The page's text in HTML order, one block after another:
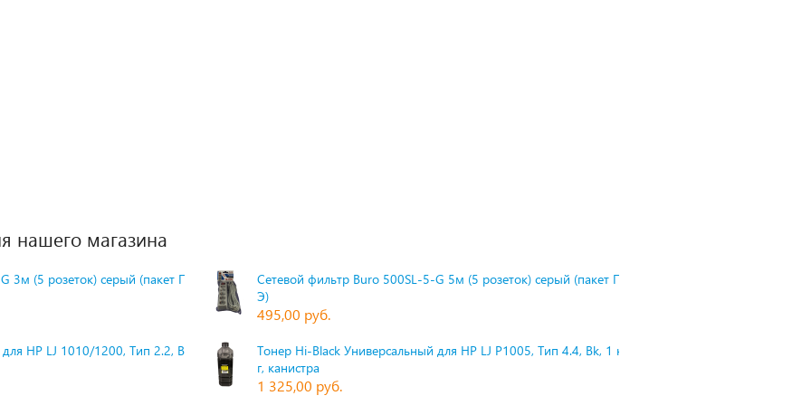
нашего магазина
3м (5 розеток) серый (пакет П
Сетевой фильтр Buro 500SL-5-G 5м (5 розеток) серый (пакет П
Э)
495,00 руб.
HP LJ 1010/1200, Тип 2.2, Bk,
Тонер Hi-Black Универсальный для HP LJ P1005, Тип 4.4, Bk, 1 к
г, канистра
1 325,00 руб.